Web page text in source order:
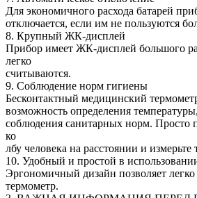
Для экономичного расхода батарей
отключается, если им не пользуются
8. Крупный ЖК-дисплей
Прибор имеет ЖК-дисплей большого
легко
считываются.
9. Соблюдение норм гигиены
Бесконтактный медицинский
возможность определения
соблюдения санитарных норм. Просто
ко
лбу человека на расстоянии и измерьте
10. Удобный и простой в
Эргономичный дизайн позволяет легко
термометр.